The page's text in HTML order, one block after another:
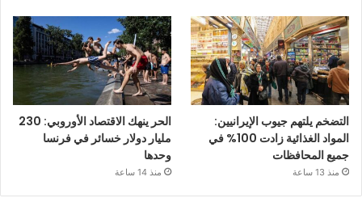
التضخم يلتهم جيوب الإيرانيين:
المواد الغذائية زادت 100% في
جميع المحافظات
منذ 13 ساعة
الحر ينهك الاقتصاد الأوروبي: 230
مليار دولار خسائر في فرنسا
وحدها
منذ 14 ساعة